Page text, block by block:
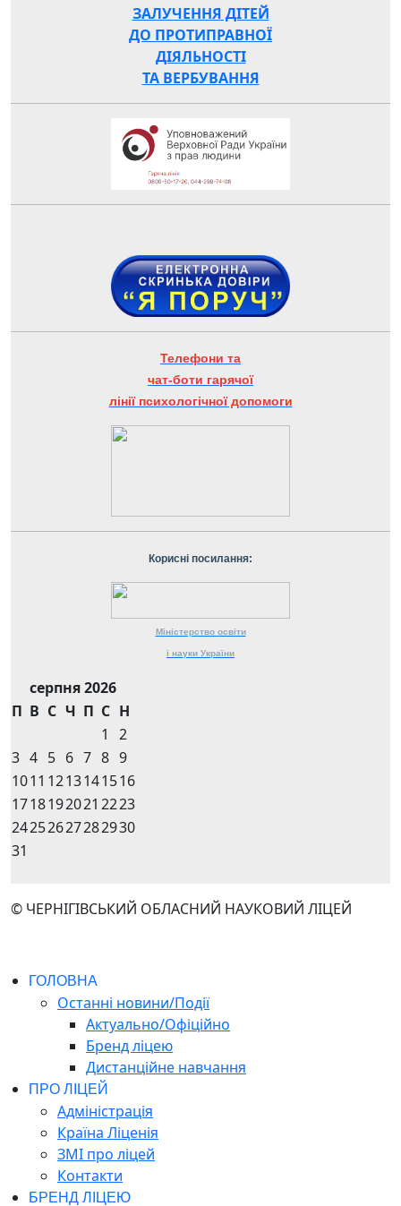
ЗАЛУЧЕННЯ ДІТЕЙ
ДО ПРОТИПРАВНОЇ
ДІЯЛЬНОСТІ
ТА ВЕРБУВАННЯ
Телефони та
чат-боти гарячої
лінії психологічної допомоги
Корисні посилання:
Міністерство освіти
і науки України
серпня 2026
П В С Ч П С Н
1
2
3 4 5 6 7 8 9
1011 1213141516
1718192021 2223
24252627282930
31
© ЧЕРНІГІВСЬКИЙ ОБЛАСНИЙ НАУКОВИЙ ЛІЦЕЙ
ГОЛОВНА
Останні новини/Події
Актуально/Офіційно
Бренд ліцею
Дистанційне навчання
ПРО ЛІЦЕЙ
Адміністрація
Країна Ліценія
ЗМІ про ліцей
Контакти
БРЕНД ЛІЦЕЮ